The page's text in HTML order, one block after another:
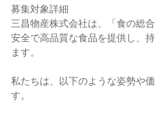
募集対象詳細
三昌物産株式会社は、「食の総
安全で高品質な食品を提供し、
ます。
私たちは、以下のような姿勢や
す。